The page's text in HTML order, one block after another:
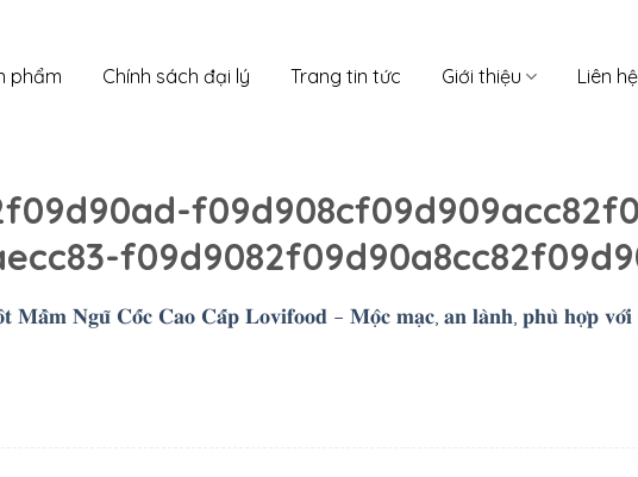
phẩm Chính sách đại lý Trang tin tức Giới thiệu Liên hệ
𝐌𝐚̂̀𝐦 𝐍𝐠𝐮̃ 𝐂𝐨̂́𝐜 𝐂𝐚𝐨 𝐂𝐚̂́𝐩 𝐋𝐨𝐯𝐢𝐟𝐨𝐨𝐝 – 𝐌𝐨̣̂𝐜 𝐦𝐚̣𝐜, 𝐚𝐧 𝐥𝐚̀𝐧𝐡, 𝐩𝐡𝐮̀ 𝐡𝐨̛̣𝐩 𝐯𝐨̛́𝐢